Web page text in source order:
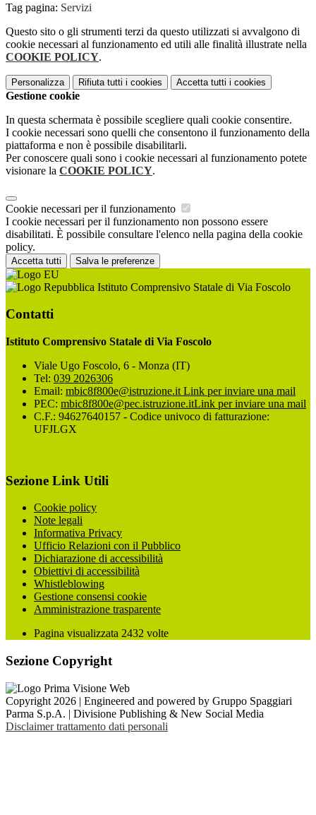
Tag pagina: Servizi
Questo sito o gli strumenti terzi da questo utilizzati si avvalgono di
cookie necessari al funzionamento ed utili alle finalità illustrate nella
COOKIE POLICY.
Personalizza Rifiuta tutti i cookies Accetta tutti i cookies
Gestione cookie
In questa schermata è possibile scegliere quali cookie consentire.
I cookie necessari sono quelli che consentono il funzionamento della
piattaforma e non è possibile disabilitarli.
Per conoscere quali sono i cookie necessari al funzionamento potete
visionare la COOKIE POLICY.
Cookie necessari per il funzionamento
I cookie necessari per il funzionamento non possono essere
disabilitati. È possibile consultare l'elenco nella pagina della cookie
policy.
Accetta tutti Salva le preferenze
Istituto Comprensivo Statale di Via Foscolo
Contatti
Istituto Comprensivo Statale di Via Foscolo
Viale Ugo Foscolo, 6 - Monza (IT)
Tel: 039 2026306
Email: mbic8f800e@istruzione.it Link per inviare una mail
PEC: mbic8f800e@pec.istruzione.itLink per inviare una mail
C.F.: 94627640157 - Codice univoco di fatturazione:
UFJLGX
Sezione Link Utili
Cookie policy
Note legali
Informativa Privacy
Ufficio Relazioni con il Pubblico
Dichiarazione di accessibilità
Obiettivi di accessibilità
Whistleblowing
Gestione consensi cookie
Amministrazione trasparente
Pagina visualizzata 2432 volte
Sezione Copyright
Copyright 2026 | Engineered and powered by Gruppo Spaggiari
Parma S.p.A. | Divisione Publishing & New Social Media
Disclaimer trattamento dati personali